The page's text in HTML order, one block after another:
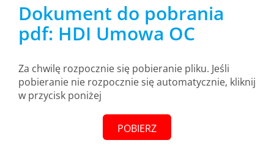
Dokument do pobrania
pdf: HDI Umowa OC
Za chwilę rozpocznie się pobieranie pliku. Jeśli
pobieranie nie rozpocznie się automatycznie, kliknij
w przycisk poniżej
POBIERZ